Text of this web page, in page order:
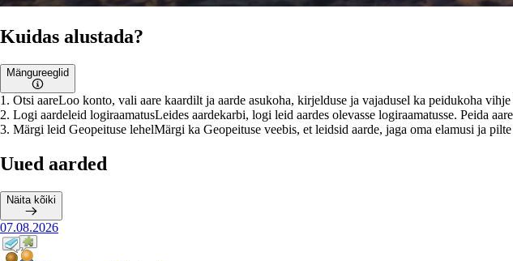
Kuidas alustada?
Mängureeglid
1 . Otsi aareLoo konto, vali aare kaardilt ja aarde asukoha, kirjelduse ja vajadusel ka peidukoha
2. Logi aardeleid logiraamatusLeides aardekarbi, logi leid aardes olevasse logiraamatusse. Peida
3. Märgi leid Geopeituse lehelMärgi ka Geopeituse veebis, et leidsid aarde, jaga oma elamusi ja pilte
Uued aarded
Näita kõiki
07.08.2026